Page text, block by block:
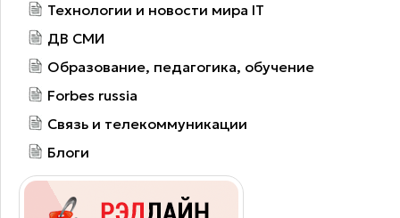
Технологии и новости мира IT
ДВ СМИ
Образование, педагогика, обучение
Forbes russia
Связь и телекоммуникации
Блоги